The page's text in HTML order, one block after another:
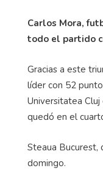
Carlos Mora,
todo el partido
Gracias a este
líder con 52
Universitatea
quedó en el
Steaua Bucurest,
domingo.